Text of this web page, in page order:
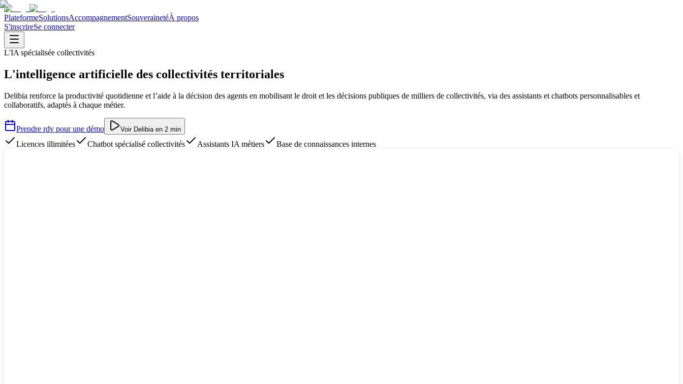
PlateformeSolutionsAccompagnementSouverainetéÀ propos
S'inscrireSe connecter
L'IA spécialisée collectivités
L'intelligence artificielle des collectivités territoriales
Delibia renforce la productivité quotidienne et l’aide à la décision des agents en mobilisant le droit et les décisions publiques de milliers de collectivités, via des assistants et chatbots personnalisables et
collaboratifs, adaptés à chaque métier.
Prendre rdv pour une démo Voir Delibia en 2 min
Licences illimitées Chatbot spécialisé collectivités Assistants IA métiers Base de connaissances internes